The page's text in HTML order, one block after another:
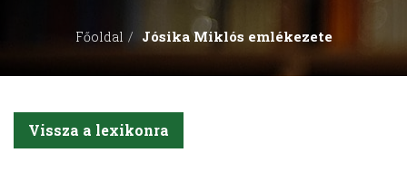
Főoldal Jósika Miklós emlékezete
Vissza a lexikonra